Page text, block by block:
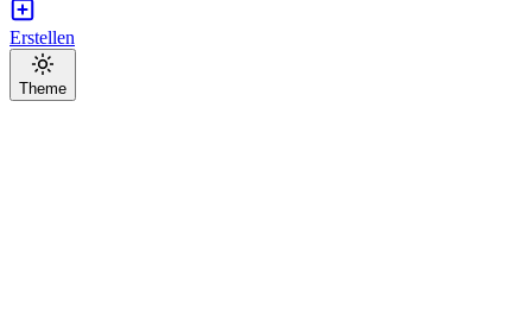
Erstellen
Theme